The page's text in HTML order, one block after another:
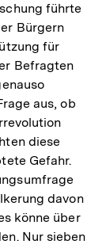
führte
Bürgern
für
Befragten
aus, ob
diese
Gefahr.
davon
könne über
Nur sieben